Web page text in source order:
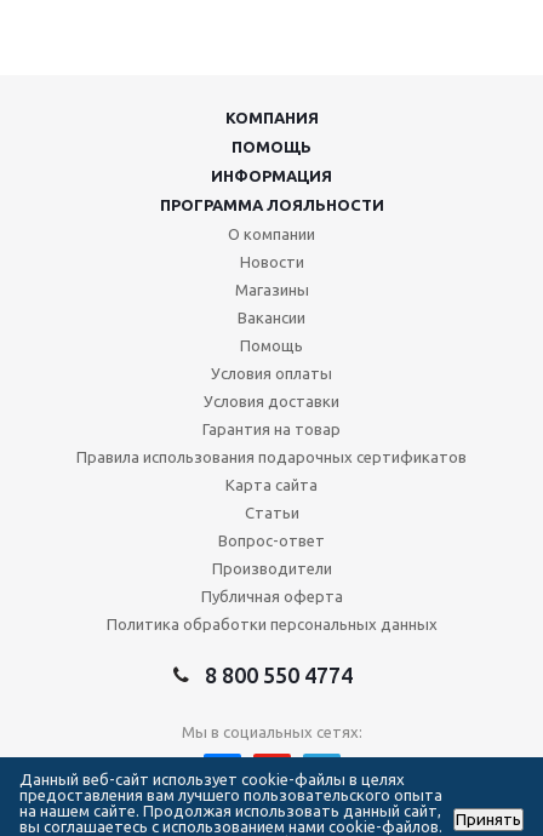
КОМПАНИЯ
ПОМОЩЬ
ИНФОРМАЦИЯ
ПРОГРАММА ЛОЯЛЬНОСТИ
О компании
Новости
Магазины
Вакансии
Помощь
Условия оплаты
Условия доставки
Гарантия на товар
Правила использования подарочных сертификатов
Карта сайта
Статьи
Вопрос-ответ
Производители
Публичная оферта
Политика обработки персональных данных
8 800 550 4774
Мы в социальных сетях:
2026 © Сеть магазинов Forma Hockey
Данный веб-сайт использует cookie-файлы в целях
предоставления вам лучшего пользовательского опыта
на нашем сайте. Продолжая использовать данный сайт,
вы соглашаетесь с использованием нами cookie-файлов.
Принять